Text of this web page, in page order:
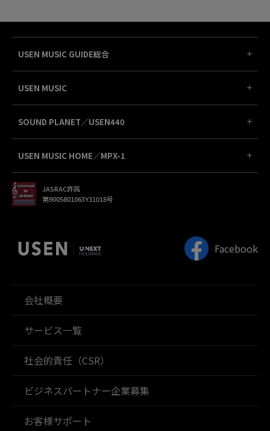
USEN MUSIC GUIDE総合
USEN MUSIC
SOUND PLANET／USEN440
USEN MUSIC HOME／MPX-1
JASRAC許諾
第9005801063Y31018号
Facebook
会社概要
サービス一覧
社会的責任（CSR）
ビジネスパートナー企業募集
お客様サポート